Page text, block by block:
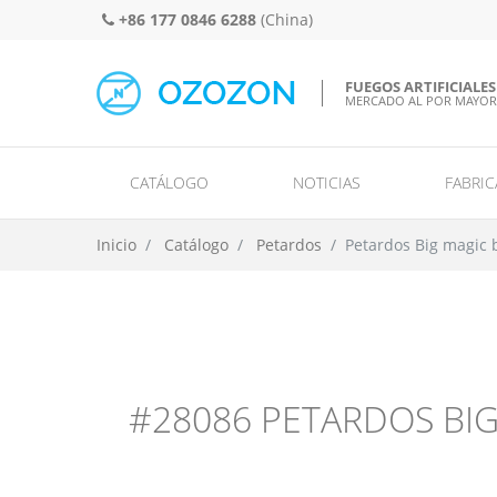
+86 177 0846 6288 (China)
FUEGOS ARTIFICIALES
MERCADO AL POR MAYOR
CATÁLOGO NOTICIAS
Inicio Catálogo Petardos Petardos Big
#28086 PETARDOS